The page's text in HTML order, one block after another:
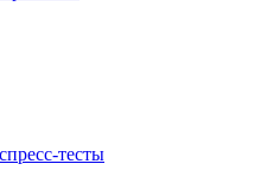
тесты